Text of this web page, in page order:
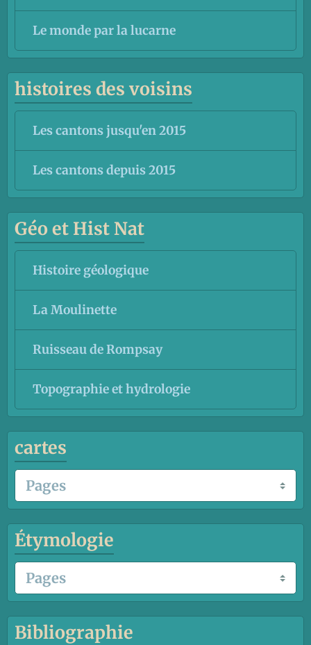
Le monde par la lucarne
histoires des voisins
Les cantons jusqu'en 2015
Les cantons depuis 2015
Géo et Hist Nat
Histoire géologique
La Moulinette
Ruisseau de Rompsay
Topographie et hydrologie
cartes
Étymologie
Bibliographie